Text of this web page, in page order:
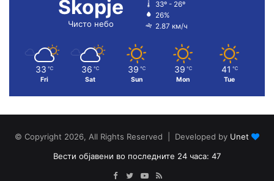
Skopje
Чисто небо
33º - 26º
26%
2.87 км/ч
33 ℃
Fri
36 ℃
Sat
39 ℃
Sun
39 ℃
Mon
41 ℃
Tue
© Copyright 2026, All Rights Reserved | Developed by Unet
Вести објавени во последните 24 часа: 47
Facebook
TwitterYouTube
RSS